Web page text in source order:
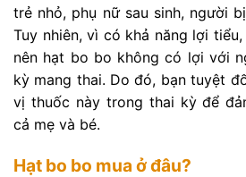
trẻ nhỏ, phụ nữ sau sinh, người
Tuy nhiên, vì có khả năng lợi
nên hạt bo bo không có lợi với
kỳ mang thai. Do đó, bạn tuyệt
vị thuốc này trong thai kỳ để
cả mẹ và bé.
Hạt bo bo mua ở đâu?